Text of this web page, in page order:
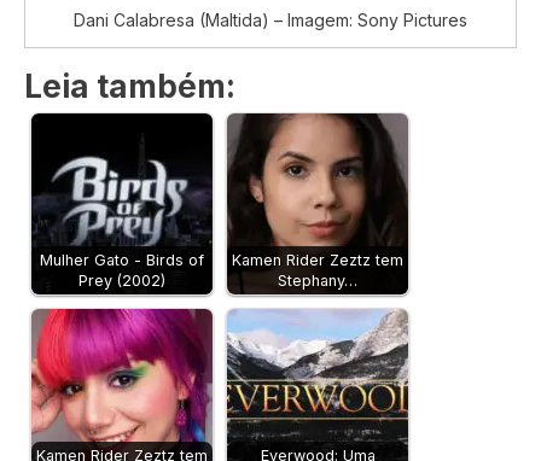
Dani Calabresa (Maltida) – Imagem: Sony Pictures
Leia também:
Mulher Gato - Birds of
Prey (2002)
Kamen Rider Zeztz tem
Stephany…
Kamen Rider Zeztz tem Everwood: Uma